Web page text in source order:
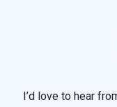
I’d love to hear